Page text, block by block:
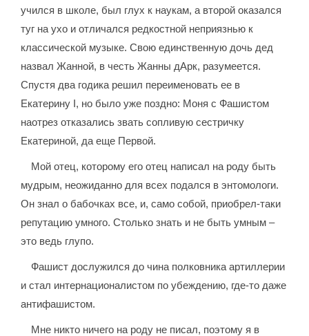
учился в школе, был глух к наукам, а второй оказался
туг на ухо и отличался редкостной неприязнью к
классической музыке. Свою единственную дочь дед
назвал Жанной, в честь Жанны дАрк, разумеется.
Спустя два годика решил переименовать ее в
Екатерину І, но было уже поздно: Моня с Фашистом
наотрез отказались звать сопливую сестричку
Екатериной, да еще Первой.
Мой отец, которому его отец написал на роду быть
мудрым, неожиданно для всех подался в энтомологи.
Он знал о бабочках все, и, само собой, приобрел-таки
репутацию умного. Столько знать и не быть умным –
это ведь глупо.
Фашист дослужился до чина полковника артиллерии
и стал интернационалистом по убеждению, где-то даже
антифашистом.
Мне никто ничего на роду не писал, поэтому я в